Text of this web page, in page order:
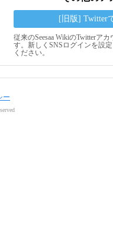
[旧版] Twitter
従来のSeesaa WikiのTwitterア
す。新しくSNSログインを設
ください。
ー